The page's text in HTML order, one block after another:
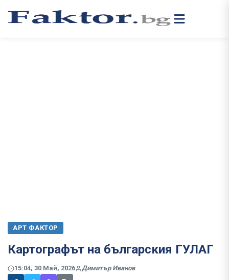
АРТ ФАКТОР
Картографът на българския ГУЛАГ
15:04, 30 Май, 2026 Димитър Иванов